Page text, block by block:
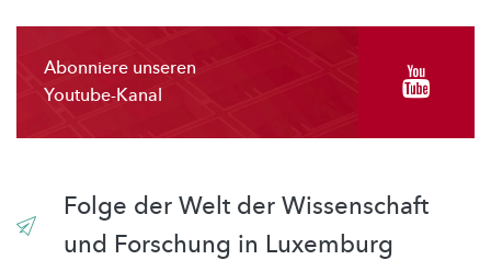
Abonniere unseren
Youtube-Kanal
Folge der Welt der Wissenschaft
und Forschung in Luxemburg